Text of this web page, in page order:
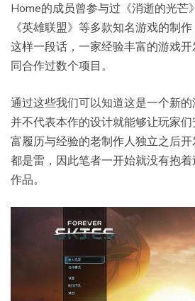
Home的成员曾参与过《消逝的光芒
《英雄联盟》等多款知名游戏的制
这样一段话，一家经验丰富的游戏
同合作过数个项目。
通过这些我们可以知道这是一个新
并不代表本作的设计就能够让玩家
富履历与经验的老制作人独立之后
都是雷，因此笔者一开始就没有抱
作品。